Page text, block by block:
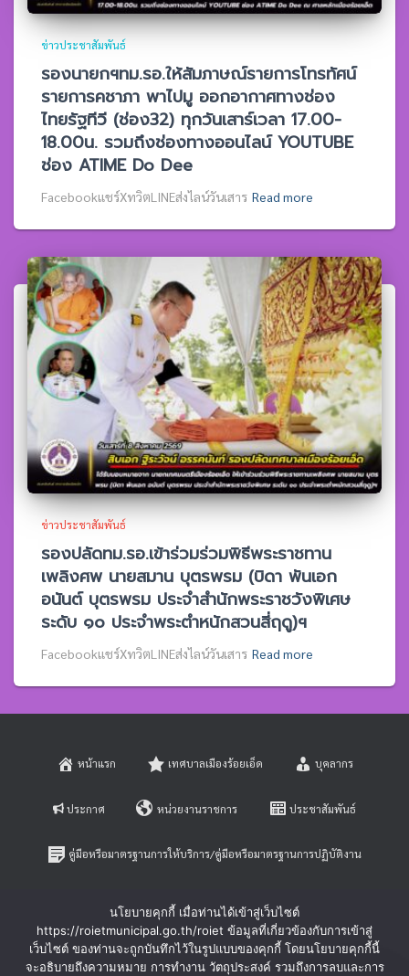
ข่าวประชาสัมพันธ์
รองนายกฯทม.รอ.ให้สัมภาษณ์รายการโทรทัศน์
รายการคชาภา พาไปมู ออกอากาศทางช่อง
ไทยรัฐทีวี (ช่อง32) ทุกวันเสาร์เวลา 17.00-
18.00น. รวมถึงช่องทางออนไลน์ YOUTUBE
ช่อง ATIME Do Dee
Facebookแชร์XทวิตLINEส่งไลน์วันเสาร Read more
ข่าวประชาสัมพันธ์
รองปลัดทม.รอ.เข้าร่วมร่วมพิธีพระราชทาน
เพลิงศพ นายสมาน บุตรพรม (บิดา พันเอก
อนันต์ บุตรพรม ประจำสำนักพระราชวังพิเศษ
ระดับ ๑๐ ประจำพระตำหนักสวนสี่ฤดู)ฯ
Facebookแชร์XทวิตLINEส่งไลน์วันเสาร Read more
หน้าแรก เทศบาลเมืองร้อยเอ็ด บุคลากร
ประกาศ หน่วยงานราชการ ประชาสัมพันธ์
คู่มือหรือมาตรฐานการให้บริการ/คู่มือหรือมาตรฐานการปฏิบัติงาน
หลักเกณฑ์การบริหารและพัฒนาทรัพยากรบุคคล
นโยบายคุกกี้ เมื่อท่านได้เข้าสู่เว็บไซต์
https://roietmunicipal.go.th/roiet ข้อมูลที่เกี่ยวข้องกับการเข้าสู่
เว็บไซต์ ของท่านจะถูกบันทึกไว้ในรูปแบบของคุกกี้ โดยนโยบายคุกกี้นี้
จะอธิบายถึงความหมาย การทำงาน วัตถุประสงค์ รวมถึงการลบและการ